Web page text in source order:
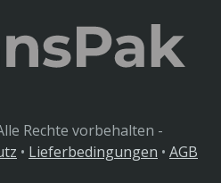
Rechte vorbehalten -
• Lieferbedingungen • AGB